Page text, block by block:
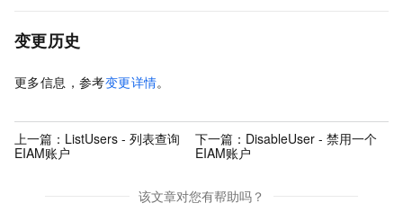
变更历史
更多信息，参考变更详情。
上一篇： ListUsers - 列表查询
EIAM账户
下一篇： DisableUser - 禁用一个
EIAM账户
该文章对您有帮助吗？